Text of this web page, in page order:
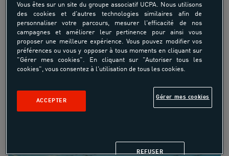
Vous êtes sur un site du groupe associatif UCPA. Nous utilisons
des cookies et d'autres technologies similaires afin de
personnaliser votre parcours, mesurer l'efficacité de nos
campagnes et améliorer leur pertinence pour ainsi vous
proposer une meilleure expérience. Vous pouvez modifier vos
préférences ou vous y opposer à tous moments en cliquant sur
"Gérer mes cookies". En cliquant sur "Autoriser tous les
cookies", vous consentez à l'utilisation de tous les cookies.
Gérer mes cookies
REFUSER
ACCEPTER